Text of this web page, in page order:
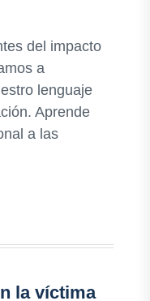
del impacto
a
lenguaje
Aprende
a las
la víctima